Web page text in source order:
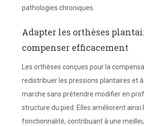
pathologies chroniques.
Adapter les orthèses
compenser efficacement
Les orthèses conçues pour la
redistribuer les pressions plantaires et
marche sans prétendre modifier en
structure du pied. Elles améliorent ainsi
fonctionnalité, contribuant à une